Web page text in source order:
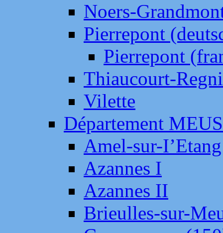
Noers-
Pierrepont
Pierrepont
Thiaucourt-
Vilette
Département
Amel-sur-
Azannes I
Azannes II
Brieulles-sur-